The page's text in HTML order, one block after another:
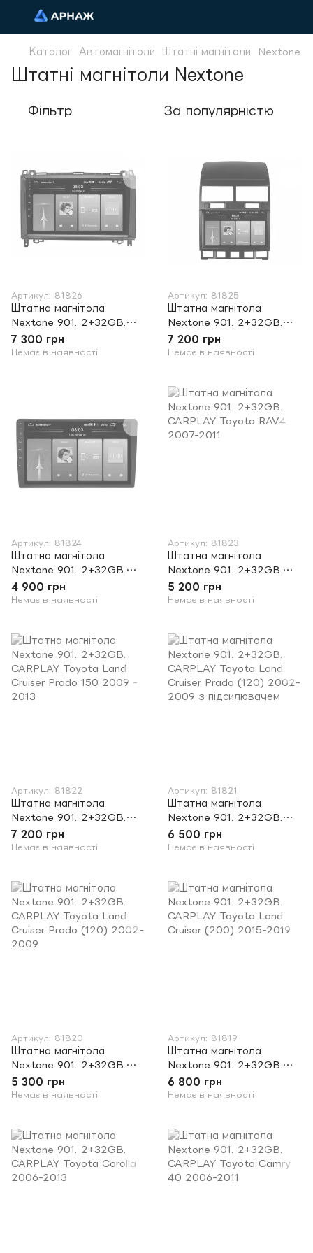
Каталог Автомагнітоли Штатні магнітоли Nextone
Штатні магнітоли Nextone
Фільтр За популярністю
Артикул: 81826
Штатна магнітола
Nextone 901. 2+32GB.
CARPLAY Volkswagen
Crafter 2006-2016
7 300 грн
Немає в наявності
Артикул: 81825
Штатна магнітола
Nextone 901. 2+32GB.
CARPLAY Volkswagen
Touareg 2002-2010
7 200 грн
Немає в наявності
Артикул: 81824
Штатна магнітола
Nextone 901. 2+32GB.
CARPLAY Volkswagen
Polo 2005-2009
4 900 грн
Немає в наявності
Артикул: 81823
Штатна магнітола
Nextone 901. 2+32GB.
CARPLAY Toyota RAV4
2007-2011
5 200 грн
Немає в наявності
Артикул: 81822
Штатна магнітола
Nextone 901. 2+32GB.
CARPLAY Toyota Land
Cruiser Prado 150 2009 -
7 200 грн
Немає в наявності
Артикул: 81821
Штатна магнітола
Nextone 901. 2+32GB.
CARPLAY Toyota Land
Cruiser Prado (120) 2002-
6 500 грн
Немає в наявності
Артикул: 81820
Штатна магнітола
Nextone 901. 2+32GB.
CARPLAY Toyota Land
Cruiser Prado (120) 2002-
5 300 грн
Немає в наявності
Артикул: 81819
Штатна магнітола
Nextone 901. 2+32GB.
CARPLAY Toyota Land
Cruiser (200) 2015-2019
6 800 грн
Немає в наявності